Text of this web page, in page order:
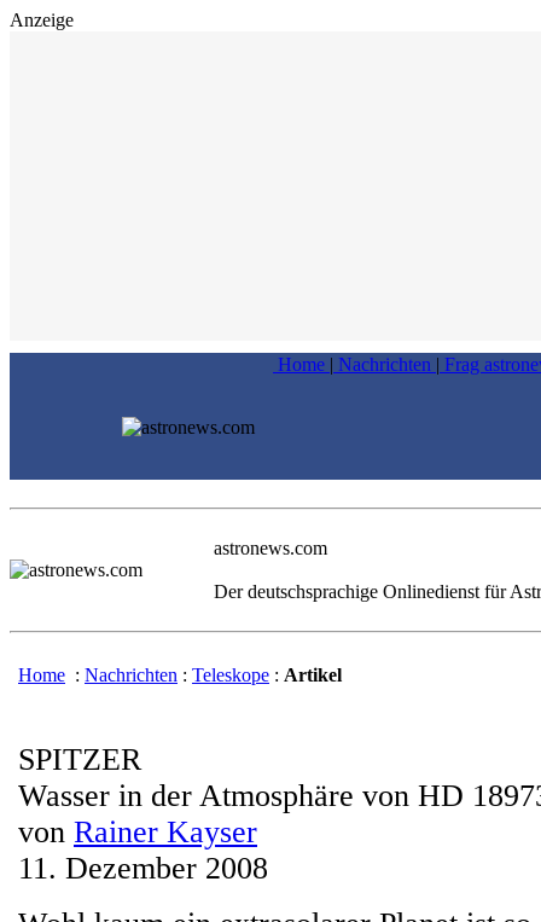
Anzeige
Home | Nachrichten | Frag
astronews.com
Der deutschsprachige Onlinedienst für
Home : Nachrichten : Teleskope : Artikel
SPITZER
Wasser in der Atmosphäre von HD
von Rainer Kayser
11. Dezember 2008